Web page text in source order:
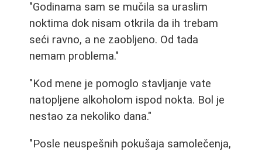
"Godinama sam se mučila sa uraslim
noktima dok nisam otkrila da ih trebam
seći ravno, a ne zaobljeno. Od tada
nemam problema."
"Kod mene je pomoglo stavljanje vate
natopljene alkoholom ispod nokta. Bol je
nestao za nekoliko dana."
"Posle neuspešnih pokušaja samolečenja,